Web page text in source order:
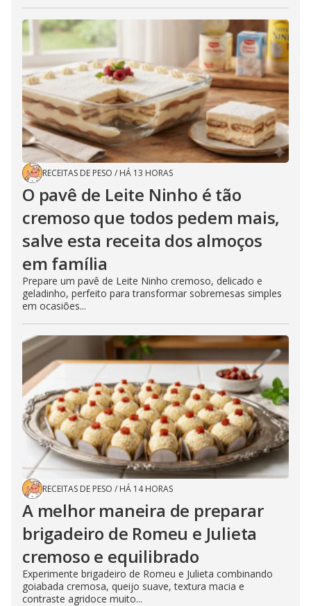
RECEITAS DE PESO / HÁ 13 HORAS
O pavê de Leite Ninho é tão
cremoso que todos pedem mais,
salve esta receita dos almoços
em família
Prepare um pavê de Leite Ninho cremoso, delicado e
geladinho, perfeito para transformar sobremesas simples
em ocasiões...
RECEITAS DE PESO / HÁ 14 HORAS
A melhor maneira de preparar
brigadeiro de Romeu e Julieta
cremoso e equilibrado
Experimente brigadeiro de Romeu e Julieta combinando
goiabada cremosa, queijo suave, textura macia e
contraste agridoce muito...